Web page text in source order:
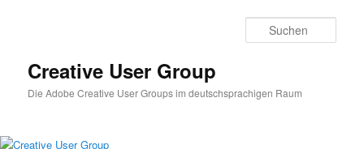
Creative User Group
Die Adobe Creative User Groups im deutschsprachigen Raum